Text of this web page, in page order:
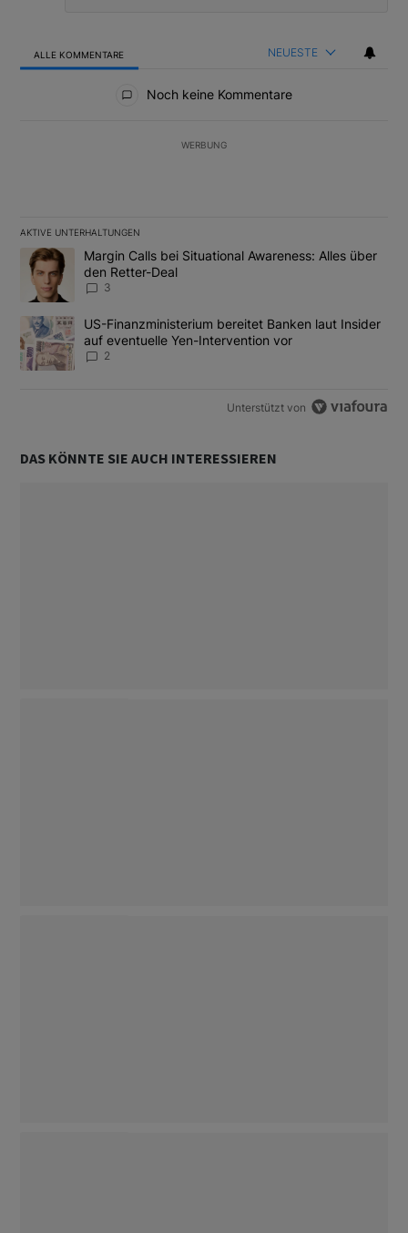
ALLE KOMMENTARE NEUESTE
Noch keine Kommentare
WERBUNG
AKTIVE UNTERHALTUNGEN
Das Folgende ist eine Liste der am meisten kommentierten
Ein Trendartikel mit dem Titel "Margin Calls bei Situational
Margin Calls bei Situational Awareness: Alles über
den Retter-Deal
3
Ein Trendartikel mit dem Titel "US-Finanzministerium bereitet
US-Finanzministerium bereitet Banken laut Insider
auf eventuelle Yen-Intervention vor
2
Unterstützt von
DAS KÖNNTE SIE AUCH INTERESSIEREN